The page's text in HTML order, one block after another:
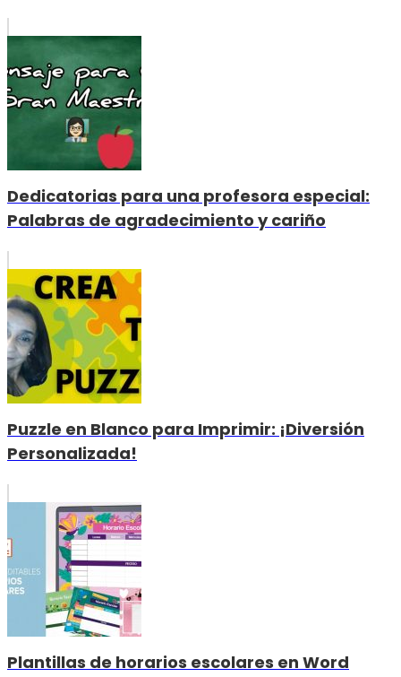
Dedicatorias para una profesora especial:
Palabras de agradecimiento y cariño
Puzzle en Blanco para Imprimir: ¡Diversión
Personalizada!
Plantillas de horarios escolares en Word